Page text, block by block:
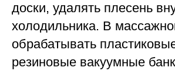
доски, удалять плесень
холодильника. В
обрабатывать
резиновые вакуумные